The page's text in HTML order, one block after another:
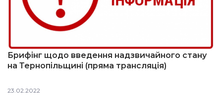
Брифінг щодо введення надзвичайного стану
на Тернопільщині (пряма трансляція)
23.02.2022